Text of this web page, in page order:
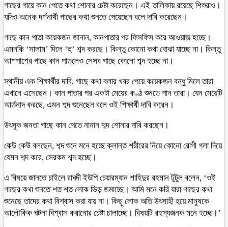
গাছের গায়ে কান পেতে কথা শোনার চেষ্টা করেছেন। এই তালিকায় রয়েছে শিশুরাও।
যদিও অনেক দর্শনার্থী গাছের কথা শুনতে পেয়েছেন বলে দাবি করেছেন।
গাছে কান পাতা কয়েকজন জানান, কানপাতার পর ফিসফিস করে আওয়াজ হচ্ছে।
এমনকি ‘সালাম’ দিলে ‘হু’ শব্দ করছে। কিন্তু কোনো কথা বোঝা যাচ্ছে না। কিন্তু
আশপাশের গাছে কান পাতলেও সেসব গাছে কোনো শব্দ হচ্ছে না।
স্থানীয় এক শিক্ষার্থীর দাবি, গাছে কথা বলার খবর পেয়ে কয়েকজন বন্ধু মিলে তারা
এখানে এসেছেন। কান পাতার পর একটা মেয়ের কণ্ঠ শুনতে পান তারা। যেন মেয়েটি
আর্তনাদ করছে, এমন শব্দ শুনেছেন বলে ওই শিক্ষার্থী দাবি করেন।
উৎসুক জনতা গাছে কান পেতে নানান শব্দ শোনার দাবি করছেন।
কেউ কেউ বলছেন, শব্দ শুনে মনে হচ্ছে ক্লান্ত শরীরের নিয়ে কোনো রোগী গলা দিয়ে
যেমন শব্দ করে, সেরকম শব্দ হচ্ছে।
এ বিষয়ে জানতে চাইলে রাঘদী ইউপি চেয়ারম্যান শাহিদুর রহমান টুটুল বলেন, ‘ওই
গাছের কথা শুনতে শত শত লোক ভিড় জমাচ্ছে। আমি মনে করি যারা গাছের কথা
শুনেছে তাদের কথা বিশ্বাস করা যায় না। কিছু লোক অতি উৎসাহী হয়ে মানুষকে
আলৌকিক ঘটনা বিশ্বাস করানোর চেষ্টা চালাচ্ছে। বিষয়টি রহস্যজনক মনে হচ্ছে।’